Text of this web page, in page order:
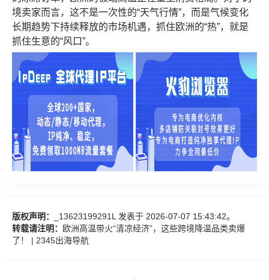
境卖家而言，这不是一次性的“天气行情”，而是气候变化
长期趋势下持续释放的市场机遇，抓住欧洲的“热”，就是
抓住生意的“风口”。
版权声明： _13623199291L 发表于 2026-07-07 15:43:42。
转载请注明：
欧洲高温带火“清凉经济”，这些跨境降温品类卖爆
了！ | 2345出海导航